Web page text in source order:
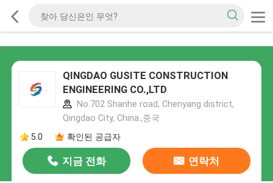
QINGDAO GUSITE CONSTRUCTION
ENGINEERING CO.,LTD
No.702 Shanhe road, Chenyang district,
Qingdao City, China.,중국
5.0
확인된 공급자
지금 전화 연락처